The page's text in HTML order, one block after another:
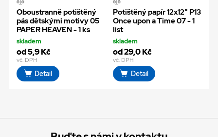
Oboustranně potištěný
pás dětskými motivy 05
PAPER HEAVEN - 1 ks
skladem
od 5,9 Kč
vč. DPH
Detail
Potištěný papír 12x12" P13
Once upon a Time 07 - 1
list
skladem
od 29,0 Kč
vč. DPH
Detail